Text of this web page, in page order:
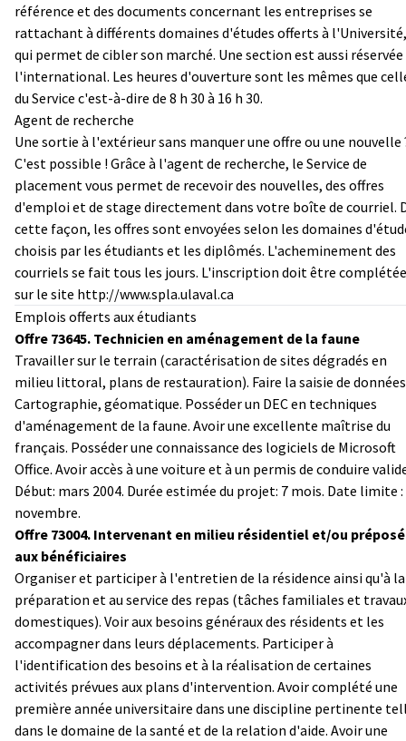
référence et des documents concernant les entreprises se
rattachant à différents domaines d'études offerts à
qui permet de cibler son marché. Une section est aussi réservée
l'international. Les heures d'ouverture sont les mêmes que
du Service c'est-à-dire de 8 h 30 à 16 h 30.
Agent de recherche
Une sortie à l'extérieur sans manquer une offre ou une nouvelle
C'est possible ! Grâce à l'agent de recherche, le Service de
placement vous permet de recevoir des nouvelles, des offres
d'emploi et de stage directement dans votre boîte de courriel.
cette façon, les offres sont envoyées selon les domaines
choisis par les étudiants et les diplômés. L'acheminement des
courriels se fait tous les jours. L'inscription doit être complétée
sur le site http://www.spla.ulaval.ca
Emplois offerts aux étudiants
Offre 73645. Technicien en aménagement de la faune
Travailler sur le terrain (caractérisation de sites dégradés en
milieu littoral, plans de restauration). Faire la saisie de
Cartographie, géomatique. Posséder un DEC en techniques
d'aménagement de la faune. Avoir une excellente maîtrise du
français. Posséder une connaissance des logiciels de Microsoft
Office. Avoir accès à une voiture et à un permis de conduire
Début: mars 2004. Durée estimée du projet: 7 mois. Date limite :
novembre.
Offre 73004. Intervenant en milieu résidentiel et/ou préposé
aux bénéficiaires
Organiser et participer à l'entretien de la résidence ainsi qu'à la
préparation et au service des repas (tâches familiales et
domestiques). Voir aux besoins généraux des résidents et les
accompagner dans leurs déplacements. Participer à
l'identification des besoins et à la réalisation de certaines
activités prévues aux plans d'intervention. Avoir complété une
première année universitaire dans une discipline pertinente
dans le domaine de la santé et de la relation d'aide. Avoir une